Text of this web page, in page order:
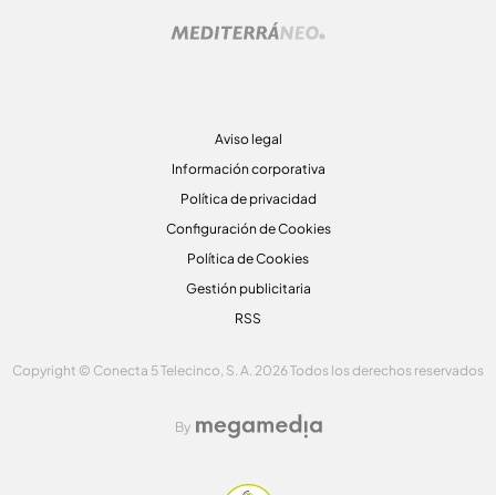
Aviso legal
Información corporativa
Política de privacidad
Configuración de Cookies
Política de Cookies
Gestión publicitaria
RSS
Copyright © Conecta 5 Telecinco, S. A. 2026 Todos los derechos reservados
By